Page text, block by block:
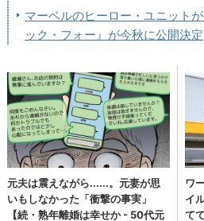
マーベルのヒーロー・ユニット
ック・フォー』が今秋に公開決定